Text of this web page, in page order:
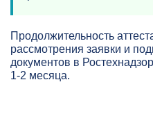
Продолжительность
рассмотрения заявки и
документов в
1-2 месяца.